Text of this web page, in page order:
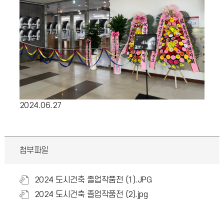
2024.06.27
첨부파일
2024 도시건축 졸업작품전 (1).JPG
2024 도시건축 졸업작품전 (2).jpg